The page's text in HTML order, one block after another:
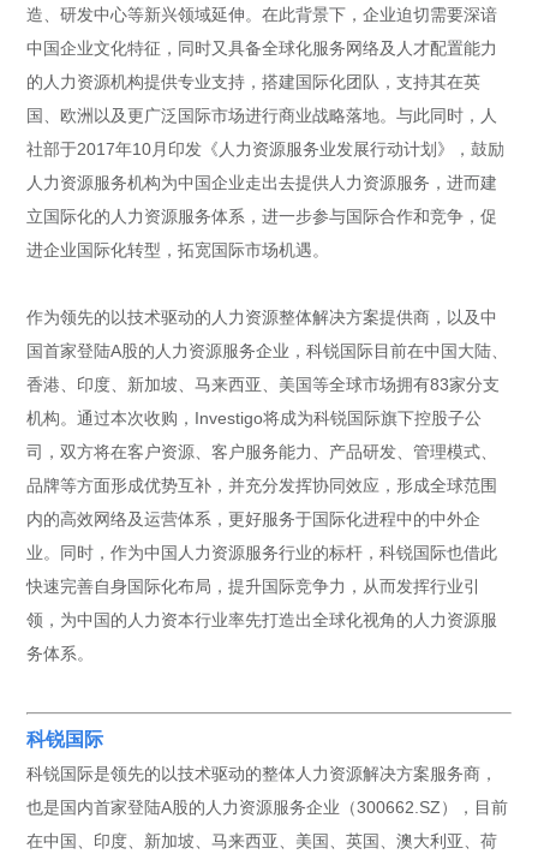
造、研发中心等新兴领域延伸。在此背景下，企业迫切需要深谙
中国企业文化特征，同时又具备全球化服务网络及人才配置能力
的人力资源机构提供专业支持，搭建国际化团队，支持其在英
国、欧洲以及更广泛国际市场进行商业战略落地。与此同时，人
社部于2017年10月印发《人力资源服务业发展行动计划》，鼓励
人力资源服务机构为中国企业走出去提供人力资源服务，进而建
立国际化的人力资源服务体系，进一步参与国际合作和竞争，促
进企业国际化转型，拓宽国际市场机遇。
作为领先的以技术驱动的人力资源整体解决方案提供商，以及中
国首家登陆A股的人力资源服务企业，科锐国际目前在中国大陆、
香港、印度、新加坡、马来西亚、美国等全球市场拥有83家分支
机构。通过本次收购，Investigo将成为科锐国际旗下控股子公
司，双方将在客户资源、客户服务能力、产品研发、管理模式、
品牌等方面形成优势互补，并充分发挥协同效应，形成全球范围
内的高效网络及运营体系，更好服务于国际化进程中的中外企
业。同时，作为中国人力资源服务行业的标杆，科锐国际也借此
快速完善自身国际化布局，提升国际竞争力，从而发挥行业引
领，为中国的人力资本行业率先打造出全球化视角的人力资源服
务体系。
科锐国际
科锐国际是领先的以技术驱动的整体人力资源解决方案服务商，
也是国内首家登陆A股的人力资源服务企业（300662.SZ），目前
在中国、印度、新加坡、马来西亚、美国、英国、澳大利亚、荷